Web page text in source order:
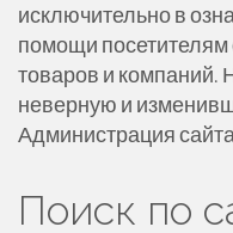
исключительно в
помощи посетителям
товаров и компаний.
неверную и
Администрация
Поиск по